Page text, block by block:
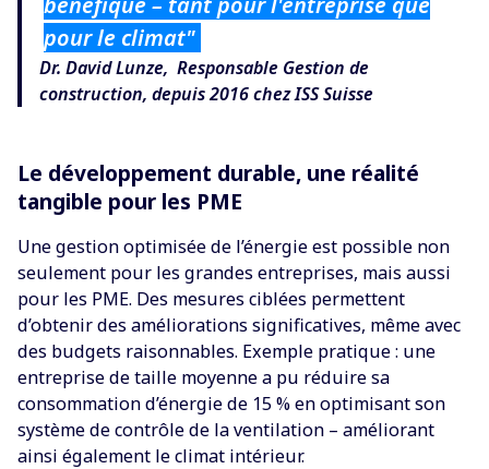
pour le climat"
Dr. David Lunze,Responsable Gestion de
construction, depuis 2016 chez ISS Suisse
Le développement durable, une réalité
tangible pour les PME
Une gestion optimisée de l’énergie est possible non
seulement pour les grandes entreprises, mais aussi
pour les PME. Des mesures ciblées permettent
d’obtenir des améliorations significatives, même avec
des budgets raisonnables. Exemple pratique : une
entreprise de taille moyenne a pu réduire sa
consommation d’énergie de 15 % en optimisant son
système de contrôle de la ventilation – améliorant
ainsi également le climat intérieur.